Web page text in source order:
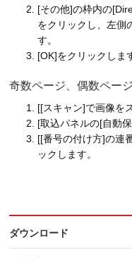
[その他]の枠内の
をクリックし、左側
す。
[OK]をクリックしま
奇数ページ、偶数ペー
[[スキャン]で画像を
[取込パネルの[自動
[[番号の付け方]の連
ックします。
ダウンロード